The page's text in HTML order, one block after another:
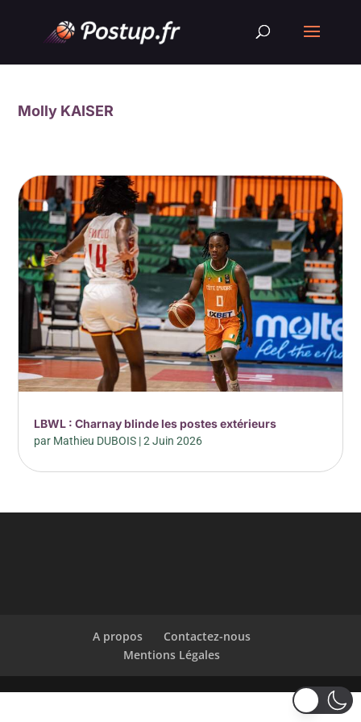
Molly KAISER
LBWL : Charnay blinde les postes extérieurs
par Mathieu DUBOIS |2 Juin 2026
A propos
Contactez-nous
Mentions Légales